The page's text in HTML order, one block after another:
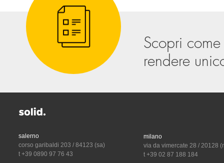
Scopri
rendere
salerno
corso garibaldi 203 / 84123 (sa)
t +39 0890 97 76 43
milano
via da vimercate 28 / 20128
t +39 02 87 188 184